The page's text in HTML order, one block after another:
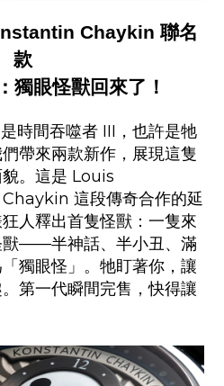
Chaykin 聯名
款
：獨眼怪獸回來了！
時間吞噬者 III ，也許是牠
帶來兩款新作，展現這隻
。這是 Louis
這段傳奇合作的延
人釋出首隻怪獸：一隻來
——半神話、半小丑、滿
獨眼怪」。牠盯著你，讓
第一代瞬間完售，快得讓